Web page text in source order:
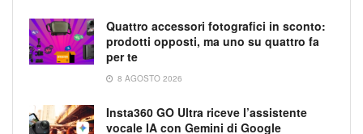
Quattro accessori fotografici in sconto:
prodotti opposti, ma uno su quattro fa
per te
8 AGOSTO 2026
Insta360 GO Ultra riceve l’assistente
vocale IA con Gemini di Google